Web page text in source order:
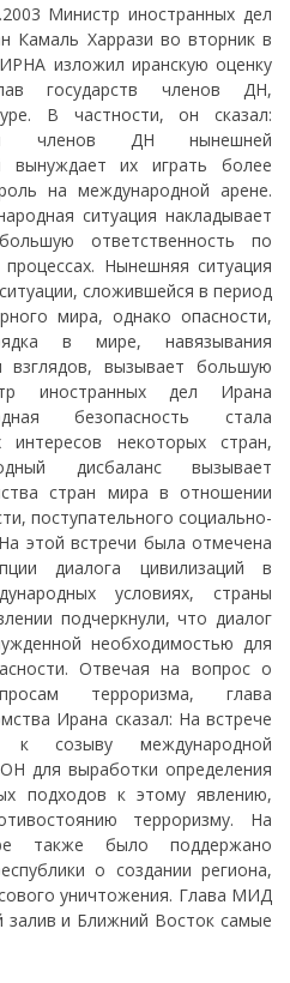
Министр иностранных дел
Камаль Харрази во вторник в
изложил иранскую оценку
государств членов ДН,
В частности, он сказал:
членов ДН нынешней
вынуждает их играть более
на международной арене.
ситуация накладывает
ответственность по
Нынешняя ситуация
сложившейся в период
мира, однако опасности,
в мире, навязывания
взглядов, вызывает большую
иностранных дел Ирана
безопасность стала
некоторых стран,
дисбаланс вызывает
стран мира в отношении
поступательного социально-
этой встречи была отмечена
диалога цивилизаций в
условиях, страны
подчеркнули, что диалог
необходимостью для
Отвечая на вопрос о
терроризма, глава
Ирана сказал: На встрече
созыву международной
для выработки определения
подходов к этому явлению,
терроризму. На
также было поддержано
о создании региона,
уничтожения. Глава МИД
залив и Ближний Восток самые